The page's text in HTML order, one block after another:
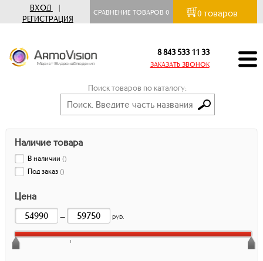
ВХОД
|
РЕГИСТРАЦИЯ
СРАВНЕНИЕ ТОВАРОВ0 0 товаров
8 843 533 11 33
ЗАКАЗАТЬ ЗВОНОК
Поиск товаров по каталогу:
Наличие товара
В наличии ()
Под заказ ()
Цена
— руб.